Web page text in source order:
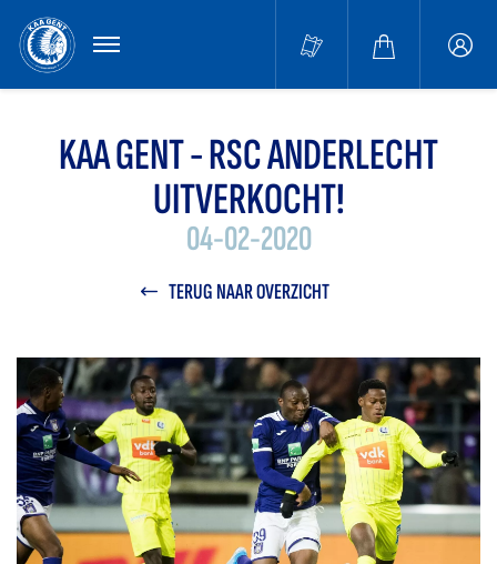
MENU
KAA GENT - RSC ANDERLECHT
UITVERKOCHT!
04-02-2020
TERUG NAAR OVERZICHT